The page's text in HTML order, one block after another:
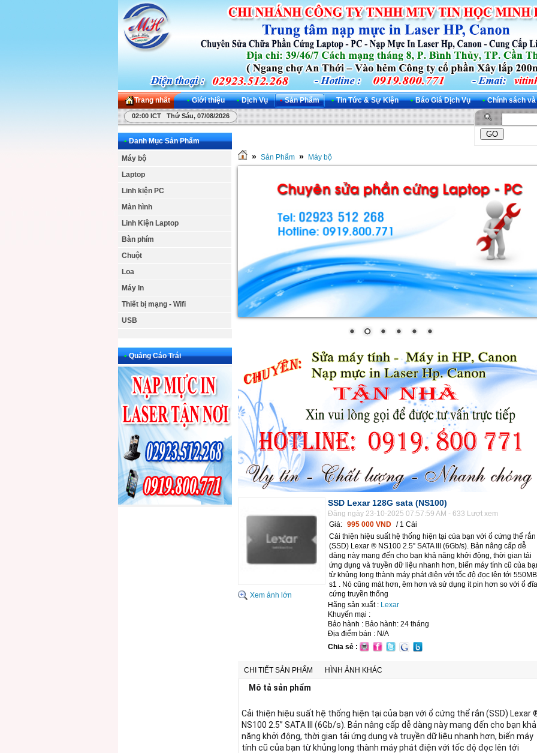
Trang nhất • Giới thiệu • Dịch Vụ • Sản Phẩm • Tin Tức & Sự Kiện • Báo Giá Dịch Vụ • Chính sách
02:00 ICT Thứ Sáu, 07/08/2026
• Danh Mục Sản Phẩm
Máy bộ
Laptop
Linh kiện PC
Màn hình
Linh Kiện Laptop
Bàn phím
Chuột
Loa
Máy In
Thiết bị mạng - Wifi
USB
• Quảng Cáo Trái
» Sản Phẩm » Máy bộ
Xem ảnh lớn
SSD Lexar 128G sata (NS100)
Đăng ngày 23-10-2025 07:57:59 AM - 633 Lượt xem
Giá: 995 000 VND / 1 Cái
Cải thiện hiệu suất hệ thống hiện tại của bạn với ổ cứng thể rắn
(SSD) Lexar ® NS100 2.5” SATA III (6Gb/s). Bản nâng cấp dễ
dàng này mang đến cho bạn khả năng khởi động, thời gian tải
ứng dụng và truyền dữ liệu nhanh hơn, biến máy tính cũ của
từ khủng long thành máy phát điện với tốc độ đọc lên tới
s1 . Nó cũng mát hơn, êm hơn và sử dụng ít pin hơn so với ổ đĩa
cứng truyền thống
Hãng sản xuất : Lexar
Khuyến mại :
Bảo hành : Bảo hành: 24 tháng
Địa điểm bán : N/A
Chia sẻ :
CHI TIẾT SẢN PHẨM HÌNH ẢNH KHÁC
Mô tả sản phẩm
Cải thiện hiệu suất hệ thống hiện tại của bạn với ổ cứng thể rắn (SSD) Lexar
NS100 2.5” SATA III (6Gb/s). Bản nâng cấp dễ dàng này mang đến cho bạn khả
năng khởi động, thời gian tải ứng dụng và truyền dữ liệu nhanh hơn, biến máy
tính cũ của bạn từ khủng long thành máy phát điện với tốc độ đọc lên tới